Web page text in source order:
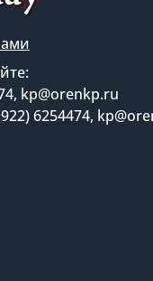
kp@orenkp.ru
6254474,